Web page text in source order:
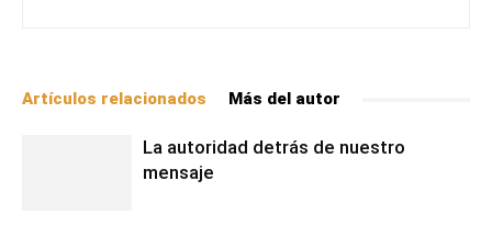
Artículos relacionados Más del autor
La autoridad detrás de nuestro
mensaje